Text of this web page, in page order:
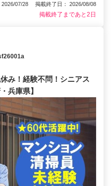
2026/07/28 掲載終了日： 2026/08/08
掲載終了まであと2日
み！経験不問！シニアス
兵庫県】